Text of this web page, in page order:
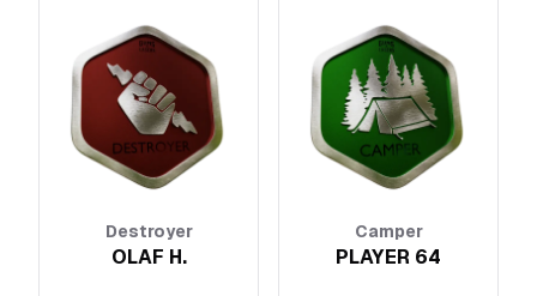
Destroyer
OLAF H.
Camper
PLAYER 64